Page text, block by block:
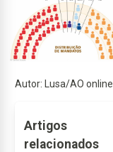
Autor: Lusa/AO online
Artigos
relacionados